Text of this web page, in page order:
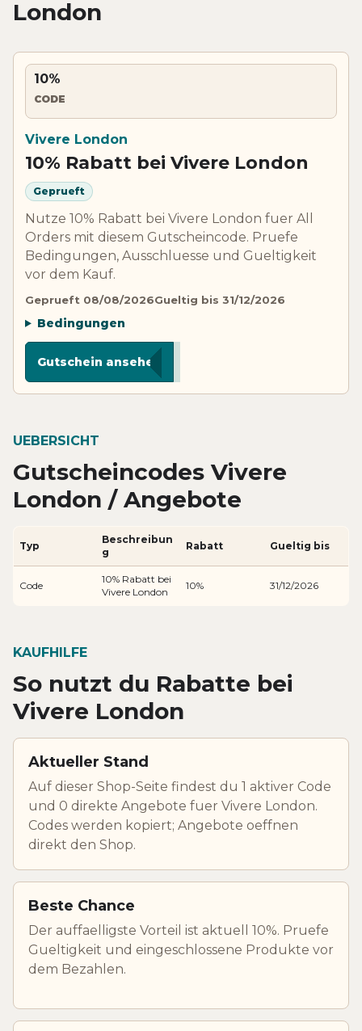
London
10%
CODE
Vivere London
10% Rabatt bei Vivere London
Geprueft
Nutze 10% Rabatt bei Vivere London fuer All
Orders mit diesem Gutscheincode. Pruefe
Bedingungen, Ausschluesse und Gueltigkeit
vor dem Kauf.
Geprueft 08/08/2026Gueltig bis 31/12/2026
Bedingungen
Gutschein ansehen
UEBERSICHT
Gutscheincodes Vivere
London / Angebote
Typ
Beschreibun
g
Rabatt Gueltig bis
Code
10% Rabatt bei
Vivere London
10% 31/12/2026
KAUFHILFE
So nutzt du Rabatte bei
Vivere London
Aktueller Stand
Auf dieser Shop-Seite findest du 1 aktiver Code
und 0 direkte Angebote fuer Vivere London.
Codes werden kopiert; Angebote oeffnen
direkt den Shop.
Beste Chance
Der auffaelligste Vorteil ist aktuell 10%. Pruefe
Gueltigkeit und eingeschlossene Produkte vor
dem Bezahlen.